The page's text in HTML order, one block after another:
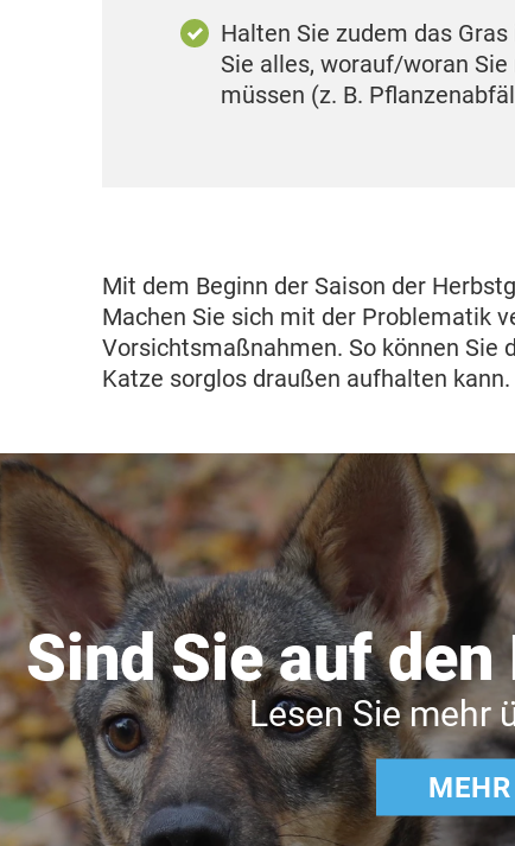
Halten Sie zudem das
Sie alles, worauf/woran
müssen (z. B.
Mit dem Beginn der Saison der
Machen Sie sich mit der Problematik
Vorsichtsmaßnahmen. So können Sie
Katze sorglos draußen aufhalten kann.
Sind Sie auf
Lesen Sie mehr